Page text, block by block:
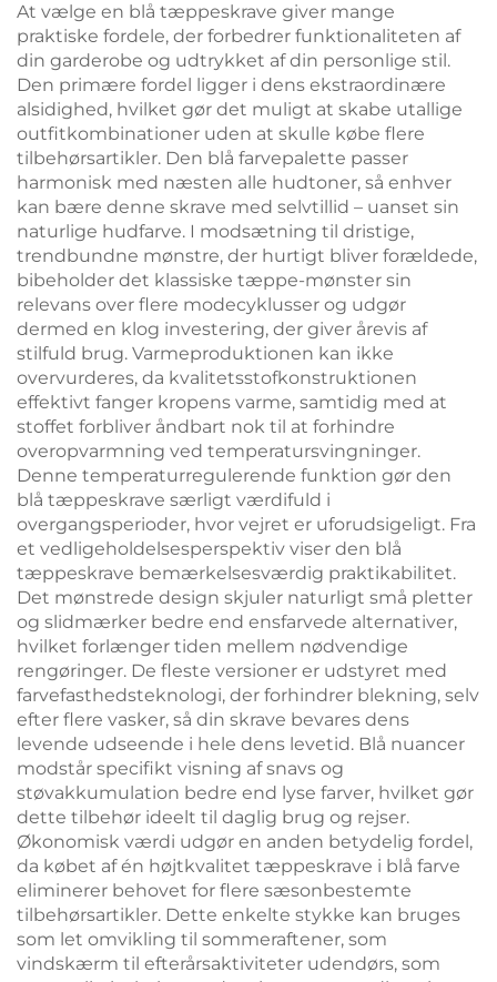
At vælge en blå tæppeskrave giver mange
praktiske fordele, der forbedrer funktionaliteten af
din garderobe og udtrykket af din personlige stil.
Den primære fordel ligger i dens ekstraordinære
alsidighed, hvilket gør det muligt at skabe utallige
outfitkombinationer uden at skulle købe flere
tilbehørsartikler. Den blå farvepalette passer
harmonisk med næsten alle hudtoner, så enhver
kan bære denne skrave med selvtillid – uanset sin
naturlige hudfarve. I modsætning til dristige,
trendbundne mønstre, der hurtigt bliver forældede,
bibeholder det klassiske tæppe-mønster sin
relevans over flere modecyklusser og udgør
dermed en klog investering, der giver årevis af
stilfuld brug. Varmeproduktionen kan ikke
overvurderes, da kvalitetsstofkonstruktionen
effektivt fanger kropens varme, samtidig med at
stoffet forbliver åndbart nok til at forhindre
overopvarmning ved temperatursvingninger.
Denne temperaturregulerende funktion gør den
blå tæppeskrave særligt værdifuld i
overgangsperioder, hvor vejret er uforudsigeligt. Fra
et vedligeholdelsesperspektiv viser den blå
tæppeskrave bemærkelsesværdig praktikabilitet.
Det mønstrede design skjuler naturligt små pletter
og slidmærker bedre end ensfarvede alternativer,
hvilket forlænger tiden mellem nødvendige
rengøringer. De fleste versioner er udstyret med
farvefasthedsteknologi, der forhindrer blekning, selv
efter flere vasker, så din skrave bevares dens
levende udseende i hele dens levetid. Blå nuancer
modstår specifikt visning af snavs og
støvakkumulation bedre end lyse farver, hvilket gør
dette tilbehør ideelt til daglig brug og rejser.
Økonomisk værdi udgør en anden betydelig fordel,
da købet af én højtkvalitet tæppeskrave i blå farve
eliminerer behovet for flere sæsonbestemte
tilbehørsartikler. Dette enkelte stykke kan bruges
som let omvikling til sommeraftener, som
vindskærm til efterårsaktiviteter udendørs, som